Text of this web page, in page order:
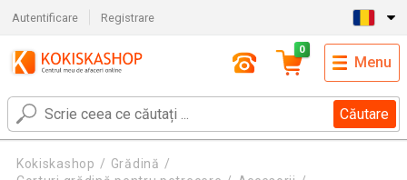
Autentificare Registrare
Căutare
0
Menu
Kokiskashop
Grădină